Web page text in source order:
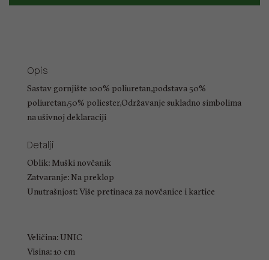
Opis
Sastav gornjište 100% poliuretan,podstava 50%
poliuretan,50% poliester,Održavanje sukladno simbolima
na ušivnoj deklaraciji
Detalji
Oblik: Muški novčanik
Zatvaranje: Na preklop
Unutrašnjost: Više pretinaca za novčanice i kartice
Veličina: UNIC
Visina: 10 cm